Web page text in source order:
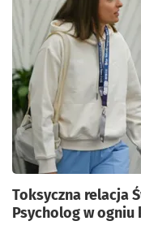
Toksyczna relacja
Psycholog w